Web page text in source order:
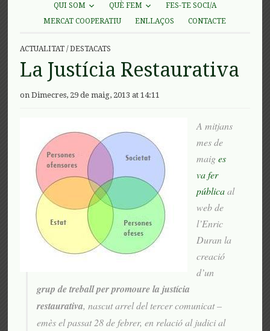
QUI SOM QUÈ FEM
FES-TE SOCI/A
MERCAT COOPERATIU
ENLLAÇOS CONTACTE
ACTUALITAT /DESTACATS
La Justícia Restaurativa
on Dimecres, 29 de maig, 2013 at 14:11
A mitjans
mes de
maiges
va fer
públicaal
web de
l’Enric
Duran la
creació
d’un
grup de treball per promoure la justícia
restaurativa, nascut arrel del tercer comunicat –
emès el passat 28 de febrer, en relació al judici al